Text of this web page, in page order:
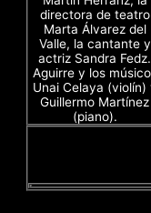
directora de teatro
Marta Álvarez del
Valle, la cantante y
actriz Sandra Fedz.
Aguirre y los
Unai Celaya (violín)
Guillermo Martínez
(piano).